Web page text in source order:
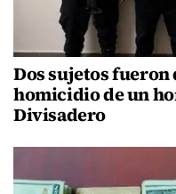
Dos sujetos
homicidio de un
Divisadero